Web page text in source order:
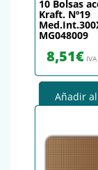
10 Bolsas
Kraft. Nº19
MG048009
8,51€
Añadir